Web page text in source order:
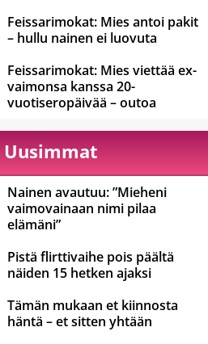
Feissarimokat: Mies antoi pakit
– hullu nainen ei luovuta
Feissarimokat: Mies viettää ex-
vaimonsa kanssa 20-
vuotiseropäivää – outoa
Uusimmat
Nainen avautuu: ”Mieheni
vaimovainaan nimi pilaa
elämäni”
Pistä flirttivaihe pois päältä
näiden 15 hetken ajaksi
Tämän mukaan et kiinnosta
häntä – et sitten yhtään